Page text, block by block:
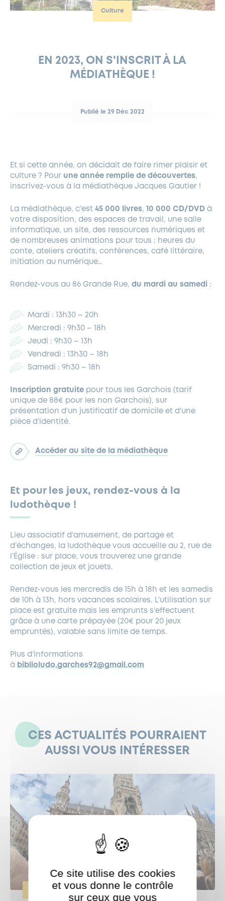
EAU POTABLE ET ASSAINISSEMENT
DÉCLARATION DE CATASTROPHE NATURELLE
LOCATION DE SALLES
INFORMATIONS PRATIQUES
PANNEAUX D’AFFICHAGE LIBRE
DÉVELOPPEMENT DURABLE
DEMANDE D’ABATTAGE
GESTION DU PATRIMOINE ARBORÉ
Culture
EN 2023, ON S'INSCRIT À LA
MÉDIATHÈQUE !
Publié le 29 Déc 2022
Et si cette année, on décidait de faire rimer plaisir et
culture ? Pour une année remplie de découvertes,
inscrivez-vous à la médiathèque Jacques Gautier !
La médiathèque, c’est 45 000 livres, 10 000 CD/DVD à
votre disposition, des espaces de travail, une salle
informatique, un site, des ressources numériques et
de nombreuses animations pour tous : heures du
conte, ateliers créatifs, conférences, café littéraire,
initiation au numérique…
Rendez-vous au 86 Grande Rue, du mardi au samedi :
Mardi : 13h30 – 20h
Mercredi : 9h30 – 18h
Jeudi : 9h30 – 13h
Vendredi : 13h30 – 18h
Samedi : 9h30 – 18h
Inscription gratuite pour tous les Garchois (tarif
unique de 88€ pour les non Garchois), sur
présentation d’un justificatif de domicile et d’une
pièce d’identité.
Accéder au site de la médiathèque
Et pour les jeux, rendez-vous à la
ludothèque !
Lieu associatif d’amusement, de partage et
d’échanges, la ludothèque vous accueille au 2, rue de
l’Église : sur place, vous trouverez une grande
collection de jeux et jouets.
Rendez-vous les mercredis de 15h à 18h et les samedis
de 10h à 13h, hors vacances scolaires. L’utilisation sur
place est gratuite mais les emprunts s’effectuent
grâce à une carte prépayée (20€ pour 20 jeux
empruntés), valable sans limite de temps.
Plus d’informations
à biblioludo.garches92@gmail.com
CES ACTUALITÉS POURRAIENT
AUSSI VOUS INTÉRESSER
CULTURE
Ce site utilise des cookies
et vous donne le contrôle
sur ceux que vous